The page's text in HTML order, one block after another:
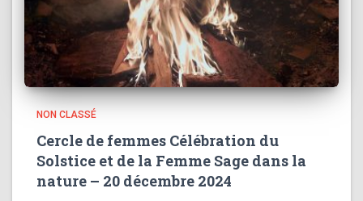
NON CLASSÉ
Cercle de femmes Célébration du
Solstice et de la Femme Sage dans la
nature – 20 décembre 2024